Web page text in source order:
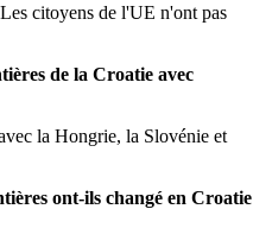
citoyens de l'UE n'ont pas
de la Croatie avec
la Hongrie, la Slovénie et
ont-ils changé en Croatie